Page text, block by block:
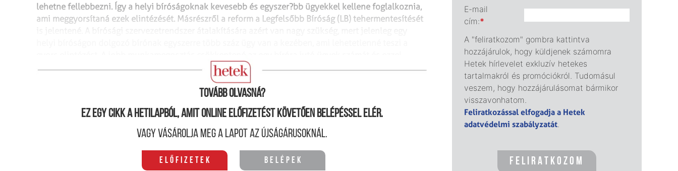
lehetne fellebbezni. Így a helyi bíróságoknak kevesebb és egyszer?bb ügyekkel kellene foglalkoznia,
ami meggyorsítaná ezek elintézését. Másrészről a reform a Legfelsőbb Bíróság (LB) tehermentesítését
Tovább olvasná?
Ez egy cikk a hetilapból, amit online előfizetést követően belépéssel elér.
Vagy vásárolja meg a lapot az újságárusoknál.
Előfizetek Belépek
E-mail
cím:*
A "feliratkozom" gombra kattintva
hozzájárulok, hogy küldjenek számomra
Hetek hírlevelet exkluzív hetekes
tartalmakról és promóciókról. Tudomásul
veszem, hogy hozzájárulásomat bármikor
visszavonhatom.
Feliratkozással elfogadja a Hetek
adatvédelmi szabályzatát.